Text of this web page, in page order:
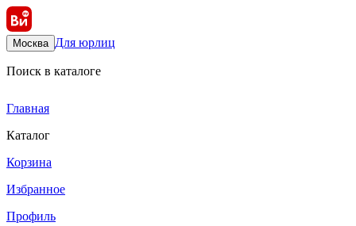
Москва Для юрлиц
Поиск в каталоге
Главная
Каталог
Корзина
Избранное
Профиль